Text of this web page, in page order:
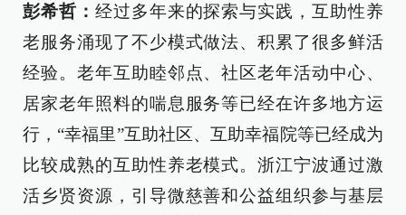
彭希哲： 经过多年来的探索与实践，互助性养
老服务涌现了不少模式做法、积累了很多鲜活
经验。老年互助睦邻点、社区老年活动中心、
居家老年照料的喘息服务等已经在许多地方运
行，“幸福里”互助社区、互助幸福院等已经成为
比较成熟的互助性养老模式。浙江宁波通过激
活乡贤资源，引导微慈善和公益组织参与基层